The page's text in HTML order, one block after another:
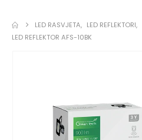
LED RASVJETA, LED REFLEKTORI,
LED REFLEKTOR AFS-10BK